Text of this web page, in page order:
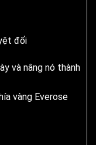
đối
và nâng nó thành
vàng Everose